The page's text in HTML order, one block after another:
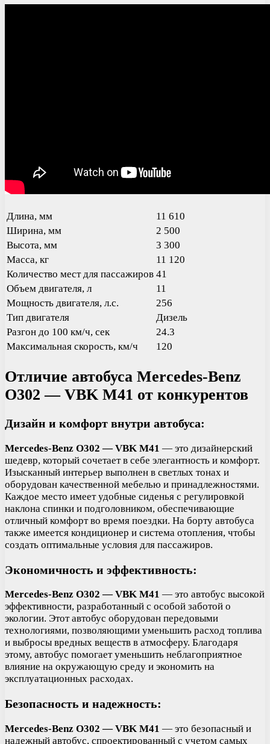
Длина, мм
11 610
Ширина, мм
2 500
Высота, мм
3 300
Масса, кг
11 120
Количество мест для пассажиров 41
Объем двигателя, л
11
Мощность двигателя, л.с.
256
Тип двигателя
Дизель
Разгон до 100 км/ч, сек
24.3
Максимальная скорость, км/ч
120
Отличие автобуса Mercedes-Benz
O302 — VBK M41 от конкурентов
Дизайн и комфорт внутри автобуса:
Mercedes-Benz O302 — VBK M41 — это дизайнерский
шедевр, который сочетает в себе элегантность и комфорт.
Изысканный интерьер выполнен в светлых тонах и
оборудован качественной мебелью и принадлежностями.
Каждое место имеет удобные сиденья с регулировкой
наклона спинки и подголовником, обеспечивающие
отличный комфорт во время поездки. На борту автобуса
также имеется кондиционер и система отопления, чтобы
создать оптимальные условия для пассажиров.
Экономичность и эффективность:
Mercedes-Benz O302 — VBK M41 — это автобус высокой
эффективности, разработанный с особой заботой о
экологии. Этот автобус оборудован передовыми
технологиями, позволяющими уменьшить расход топлива
и выбросы вредных веществ в атмосферу. Благодаря
этому, автобус помогает уменьшить неблагоприятное
влияние на окружающую среду и экономить на
эксплуатационных расходах.
Безопасность и надежность:
Mercedes-Benz O302 — VBK M41 — это безопасный и
надежный автобус, спроектированный с учетом самых